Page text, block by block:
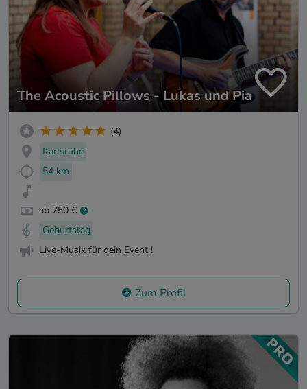
The Acoustic Pillows - Lukas und Pia
(4)
Karlsruhe
54 km
ab 750 €
Geburtstag
Live-Musik für dein Event !
Zum Profil